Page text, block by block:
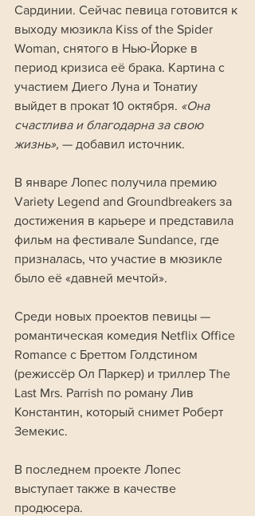
Сардинии. Сейчас певица готовится к
выходу мюзикла Kiss of the Spider
Woman, снятого в Нью-Йорке в
период кризиса её брака. Картина с
участием Диего Луна и Тонатиу
выйдет в прокат 10 октября. «Она
счастлива и благодарна за свою
жизнь», — добавил источник.
В январе Лопес получила премию
Variety Legend and Groundbreakers за
достижения в карьере и представила
фильм на фестивале Sundance, где
призналась, что участие в мюзикле
было её «давней мечтой».
Среди новых проектов певицы —
романтическая комедия Netflix Office
Romance с Бреттом Голдстином
(режиссёр Ол Паркер) и триллер The
Last Mrs. Parrish по роману Лив
Константин, который снимет Роберт
Земекис.
В последнем проекте Лопес
выступает также в качестве
продюсера.